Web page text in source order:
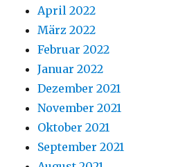
April 2022
März 2022
Februar 2022
Januar 2022
Dezember 2021
November 2021
Oktober 2021
September 2021